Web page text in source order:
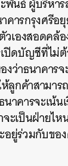
คารกรุงศรีอ
เองสอดคล้
ปิดบัญชีที่ไม่
ว่าธนาคาร
กค้าสามาร
าคารจะเน้
จะเป็นฝ่ายไ
อยู่ร่วมกับขอ